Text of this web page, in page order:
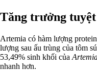
Tăng trưởng
Artemia có hàm lượng
lượng sau ấu trùng của tôm
53,49% sinh khối của
nhanh hơn.